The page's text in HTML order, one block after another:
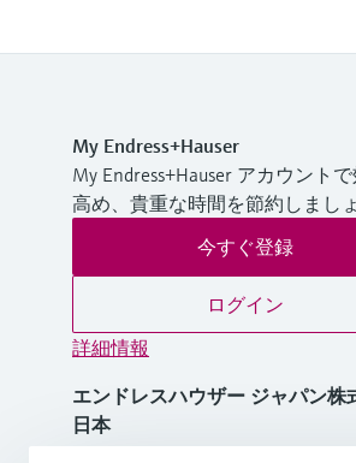
My Endress+Hauser
My Endress+Hauser アカウント
高め、貴重な時間を節約しまし
今すぐ登録
ログイン
詳細情報
エンドレスハウザー ジャパン株
日本